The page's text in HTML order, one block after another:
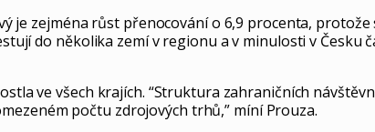
je zejména růst přenocování o 6,9 procenta,
do několika zemí v regionu a v minulosti v Česku
ve všech krajích. “Struktura zahraničních
počtu zdrojových trhů,” míní Prouza.